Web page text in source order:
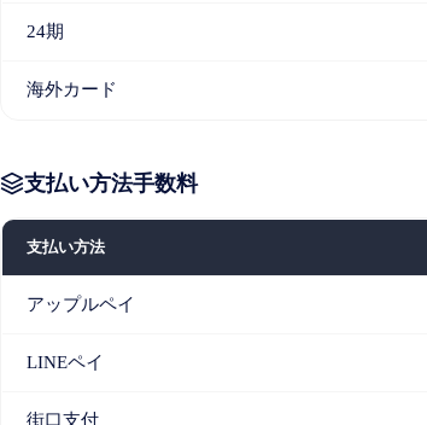
24期
海外カード
支払い方法手数料
支払い方法
アップルペイ
LINEペイ
街口支付